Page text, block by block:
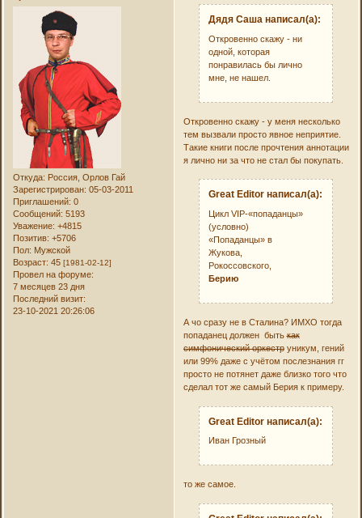
Откуда: Россия, Орлов Гай
Зарегистрирован: 05-03-2011
Приглашений: 0
Сообщений: 5193
Уважение: +4815
Позитив: +5706
Пол: Мужской
Возраст: 45[1981-02-12]
Провел на форуме:
7 месяцев 23 дня
Последний визит:
23-10-2021 20:26:06
Дядя Саша написал(а):
Откровенно скажу - ни
одной, которая
понравилась бы лично
мне, не нашел.
Откровенно скажу - у меня несколько
тем вызвали просто явное неприятие.
Такие книги после прочтения аннотации
я лично ни за что не стал бы покупать.
Great Editor написал(а):
Цикл VIP-«попаданцы»
(условно)
«Попаданцы» в
Жукова,
Рокоссовского,
Берию
А чо сразу не в Сталина? ИМХО тогда
попаданец должен бытькак
симфонический оркеструникум, гений
или 99% даже с учётом послезнания гг
просто не потянет даже близко того что
сделал тот же самый Берия к примеру.
Great Editor написал(а):
Иван Грозный
то же самое.